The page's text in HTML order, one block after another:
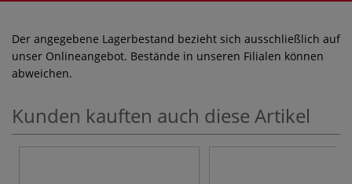
Der angegebene Lagerbestand bezieht sich ausschließlich auf
unser Onlineangebot. Bestände in unseren Filialen können
abweichen.
Kunden kauften auch diese Artikel